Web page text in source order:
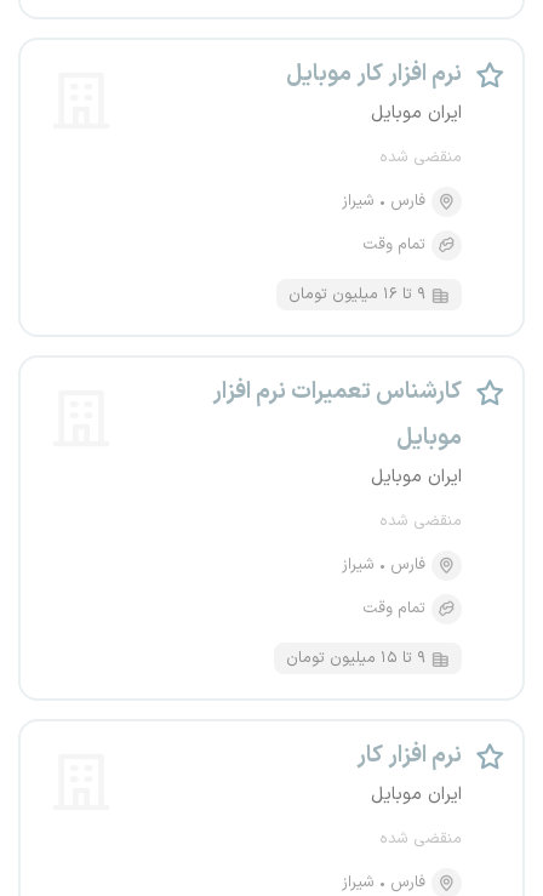
نرم افزار کار موبایل
ایران موبایل
منقضی شده
فارس
شیراز
تمام وقت
۹ تا ۱۶ میلیون تومان
کارشناس تعمیرات نرم افزار
موبایل
ایران موبایل
منقضی شده
فارس
شیراز
تمام وقت
۹ تا ۱۵ میلیون تومان
نرم افزار کار
ایران موبایل
منقضی شده
فارس
شیراز